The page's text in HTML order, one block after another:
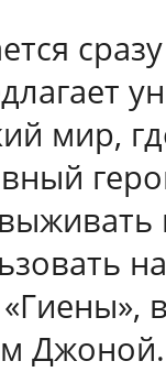
мир,
Джоной.